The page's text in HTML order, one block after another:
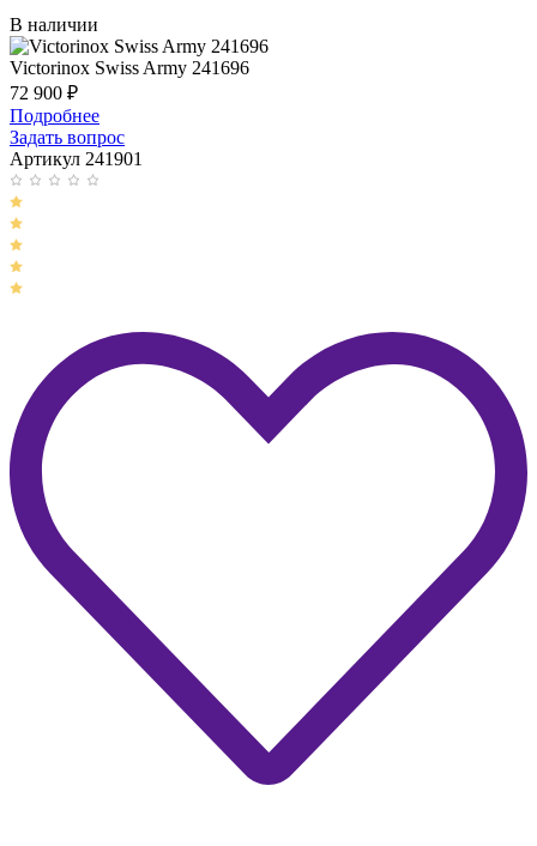
В наличии
Victorinox Swiss Army 241696
72 900 ₽
Подробнее
Задать вопрос
Артикул 241901